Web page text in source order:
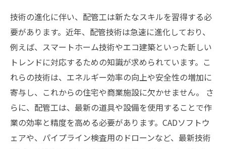
技術の進化に伴い、配管工は新たなスキルを習得する必
要があります。近年、配管技術は急速に進化しており、
例えば、スマートホーム技術やエコ建築といった新しい
トレンドに対応するための知識が求められています。こ
れらの技術は、エネルギー効率の向上や安全性の増加に
寄与し、これからの住宅や商業施設に欠かせません。 さ
らに、配管工は、最新の道具や設備を使用することで作
業の効率と精度を高める必要があります。CADソフトウ
ェアや、パイプライン検査用のドローンなど、最新技術